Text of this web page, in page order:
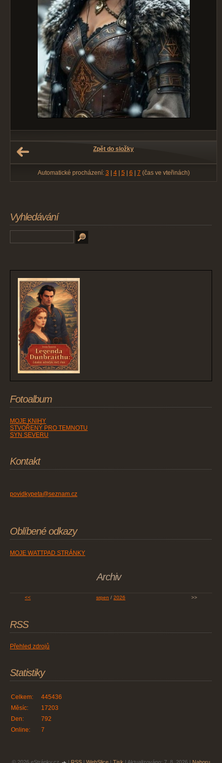
Zpět do složky
Automatické procházení: 3 4| 5 6 7 (čas ve vteřinách)
Vyhledávání
Fotoalbum
MOJE KNIHY
STVOŘENÝ PRO TEMNOTU
SYN SEVERU
Kontakt
povidkypeta@seznam.cz
Oblíbené odkazy
MOJE WATTPAD STRÁNKY
Archiv
<< srpen / 2026 >>
RSS
Přehled zdrojů
Statistiky
Online: 7
Celkem:
445436
Měsíc:
17203
Den:
792